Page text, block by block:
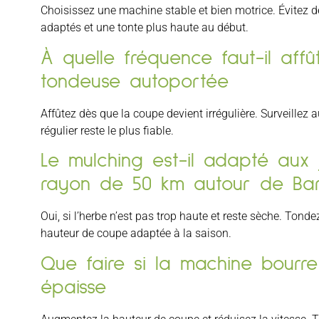
Choisissez une machine stable et bien motrice. Évitez
adaptés et une tonte plus haute au début.
À quelle fréquence faut-il
tondeuse autoportée
Affûtez dès que la coupe devient irrégulière. Surveillez
régulier reste le plus fiable.
Le mulching est-il adapté
rayon de 50 km autour de
Oui, si l’herbe n’est pas trop haute et reste sèche.
hauteur de coupe adaptée à la saison.
Que faire si la machine
épaisse